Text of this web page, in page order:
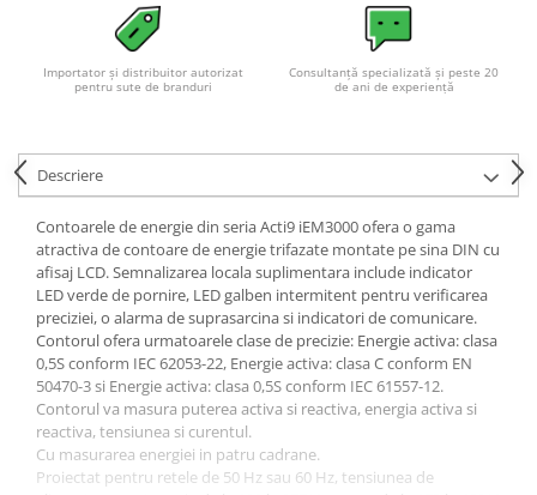
Prize de incarcare vehicule
Accesorii
Tractiune / LiFePo4
Baterii si acumulatori gel si VRLA
6-12 V
Baterii si acumulatori AGM VRLA
de 6-12 V
Acumulatori Moto, ATV
GEL
AGM
Li-Ion
SLA AGM (Sealed Lead Acid)
Deep Cycle - Tractiune/Semi-
Importator și distribuitor autorizat
pentru sute de branduri
Consultanță specializată și peste 20
de ani de experiență
Descriere
Contoarele de energie din seria Acti9 iEM3000 ofera o gama
atractiva de contoare de energie trifazate montate pe sina DIN cu
afisaj LCD. Semnalizarea locala suplimentara include indicator
LED verde de pornire, LED galben intermitent pentru verificarea
preciziei, o alarma de suprasarcina si indicatori de comunicare.
Contorul ofera urmatoarele clase de precizie: Energie activa: clasa
0,5S conform IEC 62053-22, Energie activa: clasa C conform EN
50470-3 si Energie activa: clasa 0,5S conform IEC 61557-12.
Contorul va masura puterea activa si reactiva, energia activa si
reactiva, tensiunea si curentul.
Cu masurarea energiei in patru cadrane.
Proiectat pentru retele de 50 Hz sau 60 Hz, tensiunea de